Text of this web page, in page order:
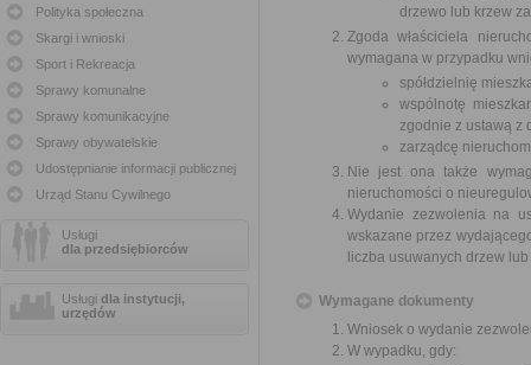
Polityka społeczna
Skargi i wnioski
Sport i Rekreacja
Sprawy komunalne
Sprawy komunikacyjne
Sprawy obywatelskie
Udostępnianie informacji publicznej
Urząd Stanu Cywilnego
Usługi
dla przedsiębiorców
Usługi dla instytucji,
urzędów
drzewo lub krzew
Zgoda właściciela
wymagana w przypadku
spółdzielnię
wspólnotę
zgodnie z ustawą z
zarządcę
Nie jest ona także
nieruchomości o
Wydanie zezwolenia na
wskazane przez
liczba usuwanych drzew
Wymagane dokumenty
Wniosek o wydanie
W wypadku, gdy: